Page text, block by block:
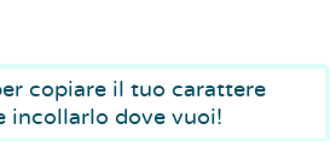
copiare il tuo carattere
incollarlo dove vuoi!